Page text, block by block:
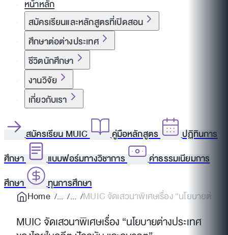
หน้าหลัก
สมัครเรียนและหลักสูตรที่เปิดสอน
ศึกษาต่อต่างประเทศ
ชีวิตนักศึกษา
งานวิจัย
เกี่ยวกับเรา
สมัครเรียน MUIC คู่มือหลักสูตร
ปฏิทินการ
ศึกษา
แบบฟอร์มทางวิชาการ
ค่าธรรมเนียมการ
ศึกษา
ทุนการศึกษา
Home
MUIC จัดเสวนาพิเศษเรื่อง “นโยบายต่างป
MUIC จัดเสวนาพิเศษเรื่อง “นโยบายต่างประเทศ